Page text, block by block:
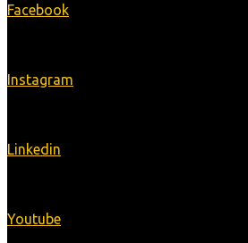
Facebook
Instagram
Linkedin
Youtube